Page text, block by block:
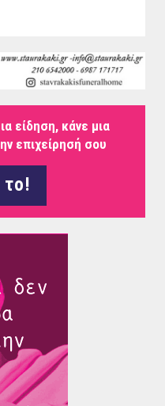
είδηση, κάνε μια
επιχείρησή σου
το!